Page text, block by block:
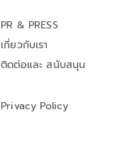
PR & PRESS
เกี่ยวกับเรา
ติดต่อและ สนับสนุน
Privacy Policy